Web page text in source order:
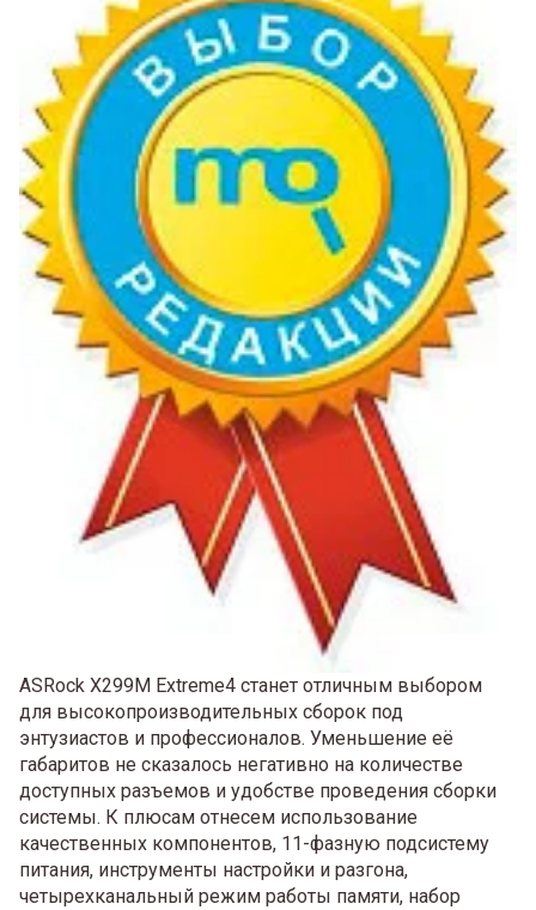
ASRock X299M Extreme4 станет отличным выбором
для высокопроизводительных сборок под
энтузиастов и профессионалов. Уменьшение её
габаритов не сказалось негативно на количестве
доступных разъемов и удобстве проведения сборки
системы. К плюсам отнесем использование
качественных компонентов, 11-фазную подсистему
питания, инструменты настройки и разгона,
четырехканальный режим работы памяти, набор